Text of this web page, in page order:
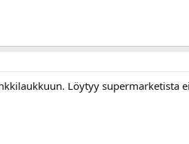
Löytyy supermarketista